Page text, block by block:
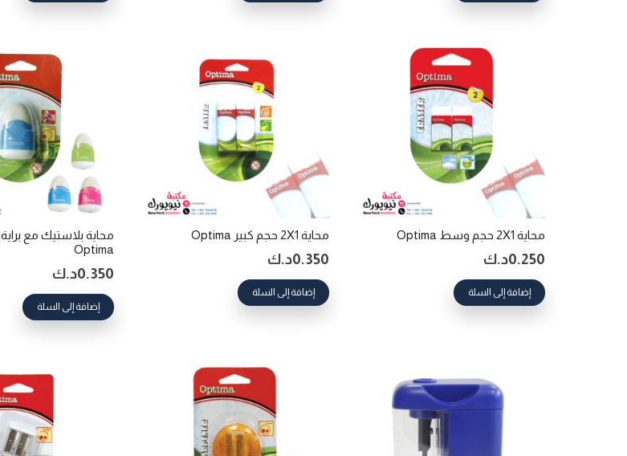
محاية 2X1 حجم وسط Optima
0.250د.ك
إضافة إلى السلة
محاية 2X1 حجم كبير Optima
0.350د.ك
إضافة إلى السلة
محاية بلاستيك مع
Optima
0.350د.ك
إضافة إلى السلة